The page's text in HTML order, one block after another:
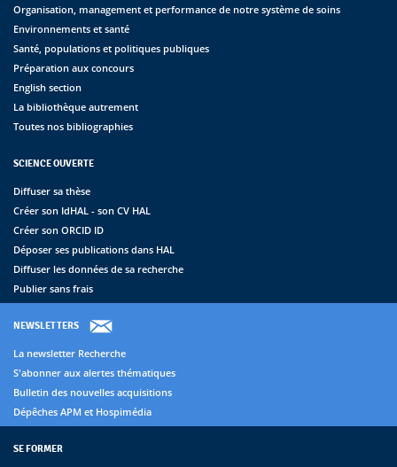
Organisation, management et performance de notre système de soins
Environnements et santé
Santé, populations et politiques publiques
Préparation aux concours
English section
La bibliothèque autrement
Toutes nos bibliographies
SCIENCE OUVERTE
Diffuser sa thèse
Créer son IdHAL - son CV HAL
Créer son ORCID ID
Déposer ses publications dans HAL
Diffuser les données de sa recherche
Publier sans frais
NEWSLETTERS
La newsletter Recherche
S'abonner aux alertes thématiques
Bulletin des nouvelles acquisitions
Dépêches APM et Hospimédia
SE FORMER